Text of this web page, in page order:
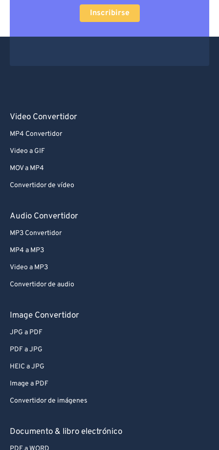
Inscribirse
Video Convertidor
MP4 Convertidor
Video a GIF
MOV a MP4
Convertidor de vídeo
Audio Convertidor
MP3 Convertidor
MP4 a MP3
Video a MP3
Convertidor de audio
Image Convertidor
JPG a PDF
PDF a JPG
HEIC a JPG
Image a PDF
Convertidor de imágenes
Documento & libro electrónico